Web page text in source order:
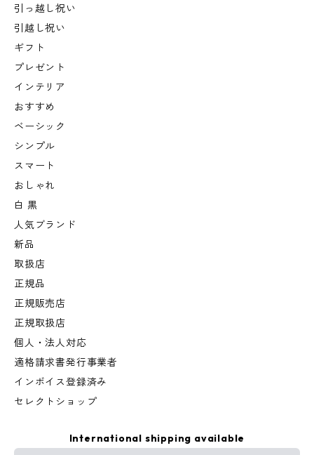
引っ越し祝い
引越し祝い
ギフト
プレゼント
インテリア
おすすめ
ベーシック
シンプル
スマート
おしゃれ
白 黒
人気ブランド
新品
取扱店
正規品
正規販売店
正規取扱店
個人・法人対応
適格請求書発行事業者
インボイス登録済み
セレクトショップ
International shipping available